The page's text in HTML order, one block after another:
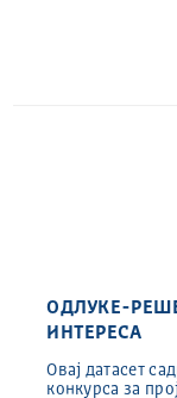
ОДЛУКЕ-
ИНТЕРЕСА
Овај датасет
конкурса за